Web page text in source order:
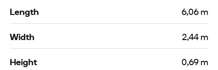
Length 6,06 m
Width 2,44 m
Height 0,69 m